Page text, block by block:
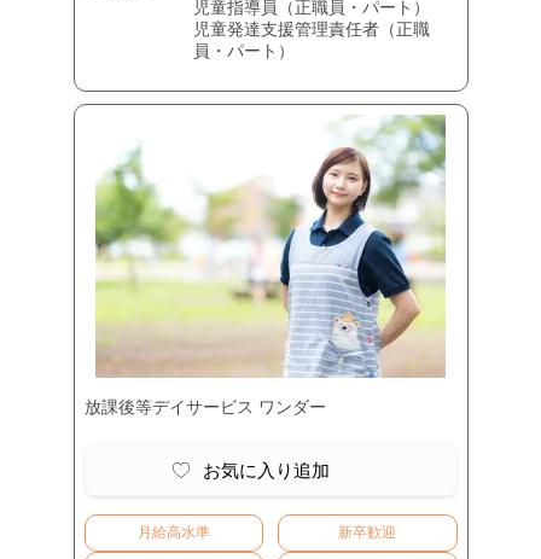
児童指導員（正職員・パート）
児童発達支援管理責任者（正職
員・パート）
放課後等デイサービス ワンダー
お気に入り追加
月給高水準 新卒歓迎